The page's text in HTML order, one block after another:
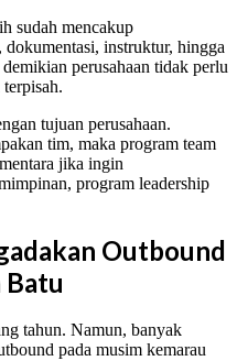
sudah mencakup
instruktur, hingga
perusahaan tidak perlu
tujuan perusahaan.
tim, maka program team
jika ingin
program leadership
Outbound
Batu
tahun. Namun, banyak
pada musim kemarau